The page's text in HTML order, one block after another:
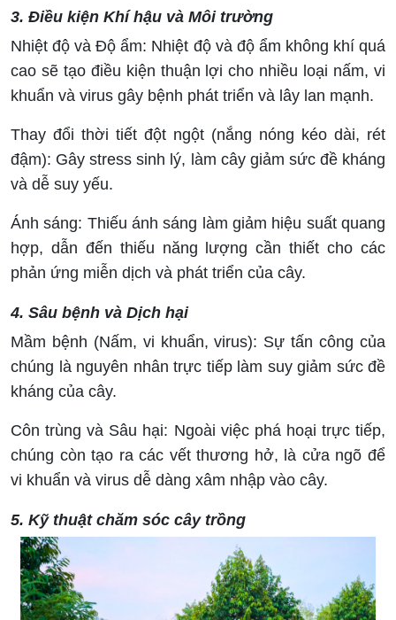
3. Điều kiện Khí hậu và Môi trường
Nhiệt độ và Độ ẩm: Nhiệt độ và độ ẩm không khí quá
cao sẽ tạo điều kiện thuận lợi cho nhiều loại nấm, vi
khuẩn và virus gây bệnh phát triển và lây lan mạnh.
Thay đổi thời tiết đột ngột (nắng nóng kéo dài, rét
đậm): Gây stress sinh lý, làm cây giảm sức đề kháng
và dễ suy yếu.
Ánh sáng: Thiếu ánh sáng làm giảm hiệu suất quang
hợp, dẫn đến thiếu năng lượng cần thiết cho các
phản ứng miễn dịch và phát triển của cây.
4. Sâu bệnh và Dịch hại
Mầm bệnh (Nấm, vi khuẩn, virus): Sự tấn công của
chúng là nguyên nhân trực tiếp làm suy giảm sức đề
kháng của cây.
Côn trùng và Sâu hại: Ngoài việc phá hoại trực tiếp,
chúng còn tạo ra các vết thương hở, là cửa ngõ để
vi khuẩn và virus dễ dàng xâm nhập vào cây.
5. Kỹ thuật chăm sóc cây trồng